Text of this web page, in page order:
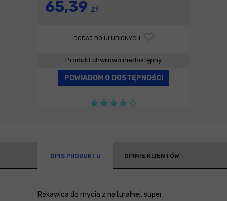
65,39 zł
DODAJ DO ULUBIONYCH
Produkt chwilowo niedostępny
POWIADOM O DOSTĘPNOŚCI
OPIS PRODUKTU OPINIE KLIENTÓW
Rękawica do mycia z naturalnej, super